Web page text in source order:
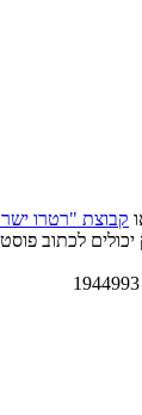
קבוצת "רטרו
לכתוב